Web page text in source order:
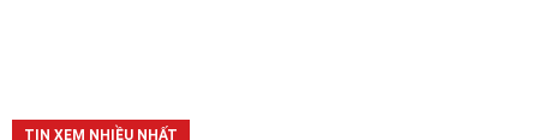
TIN XEM NHIỀU NHẤT